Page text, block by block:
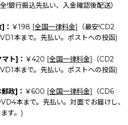
!銀行振込先払い、入金確認後配送）
： ￥198 [全国一律料金]
（最安!CD2
本まで。先払い。ポストへの投函)
ト]： ￥420 [全国一律料金]
（CD2
本まで。先払い。ポストへの投函)
政]： ￥600 [全国一律料金]
（CD6
本まで。先払い。対面でお届けし、
す。)